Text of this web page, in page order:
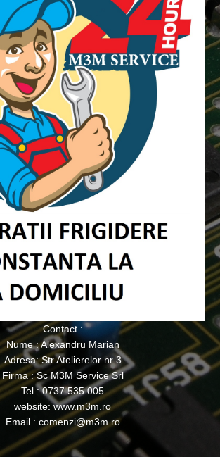
Contact :
Nume : Alexandru Marian
Adresa: Str Atelierelor nr 3
Firma : Sc M3M Service Srl
Tel : 0737 535 005
website: www.m3m.ro
Email : comenzi@m3m.ro